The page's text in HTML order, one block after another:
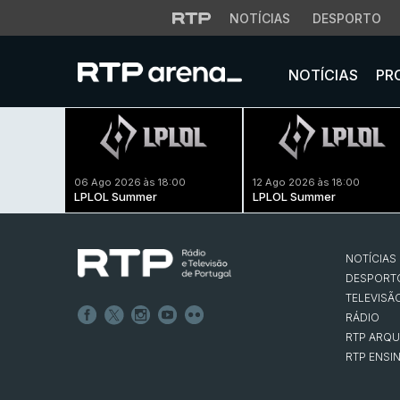
NOTÍCIAS DESPORTO
NOTÍCIAS
06 Ago 2026 às 18:00
LPLOL Summer
12 Ago 2026 às 18:00
LPLOL Summer
NOTÍCIAS
RÁDIO
RTP
RTP